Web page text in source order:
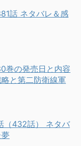
話 ネタバレ＆感
巻の発売日と内容
と第二防衛線軍
（432話） ネタバ